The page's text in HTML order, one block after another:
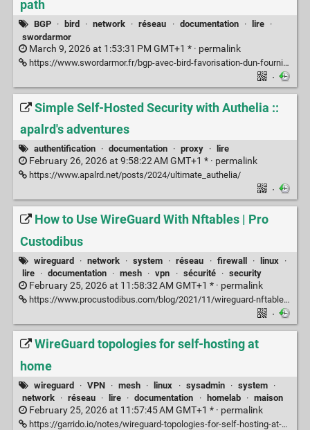
path
BGP · bird · network · réseau · documentation · lire
·
swordarmor
March 9, 2026 at 1:53:31 PM GMT+1 * · permalink
https://www.swordarmor.fr/bgp-avec-bird-favorisation-dun-fournisseur-par-rapport-a-un-autre-en-cas-degalite-sur-las-path.html
·
Simple Self-Hosted Security with Authelia ::
apalrd's adventures
authentification · documentation · proxy · lire
February 26, 2026 at 9:58:22 AM GMT+1 * · permalink
https://www.apalrd.net/posts/2024/ultimate_authelia/
·
How to Use WireGuard With Nftables | Pro
Custodibus
wireguard · network · system · réseau · firewall · linux
·
lire
· documentation · mesh · vpn · sécurité · security
February 25, 2026 at 11:58:32 AM GMT+1 * · permalink
https://www.procustodibus.com/blog/2021/11/wireguard-nftables/#hub-and-spoke
·
WireGuard topologies for self-hosting at
home
wireguard · VPN · mesh · linux · sysadmin · system
·
network
· réseau · lire · documentation · homelab · maison
February 25, 2026 at 11:57:45 AM GMT+1 * · permalink
https://garrido.io/notes/wireguard-topologies-for-self-hosting-at-home/#fn:2